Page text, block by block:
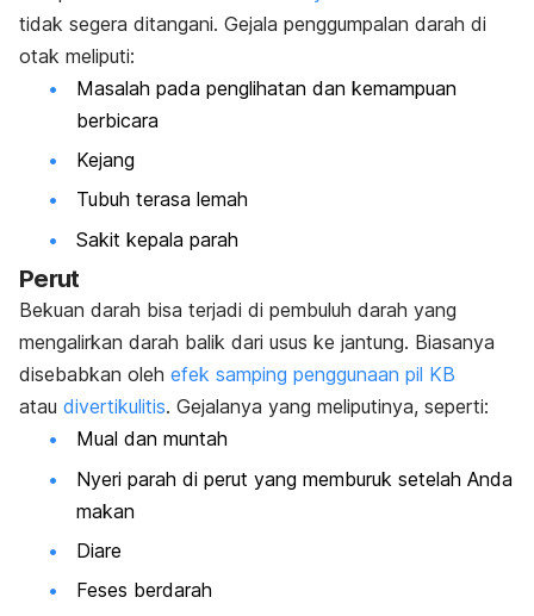
tidak segera ditangani. Gejala penggumpalan darah di
otak meliputi:
Masalah pada penglihatan dan kemampuan
berbicara
Kejang
Tubuh terasa lemah
Sakit kepala parah
Perut
Bekuan darah bisa terjadi di pembuluh darah yang
mengalirkan darah balik dari usus ke jantung. Biasanya
disebabkan oleh efek samping penggunaan pil KB
atau divertikulitis. Gejalanya yang meliputinya, seperti:
Mual dan muntah
Nyeri parah di perut yang memburuk setelah Anda
makan
Diare
Feses berdarah